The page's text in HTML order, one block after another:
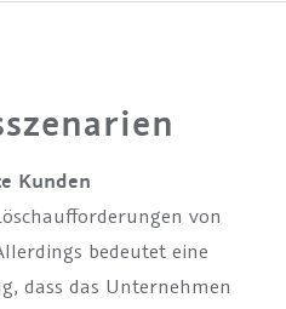
Kunden
von
bedeutet eine
dass das Unternehmen